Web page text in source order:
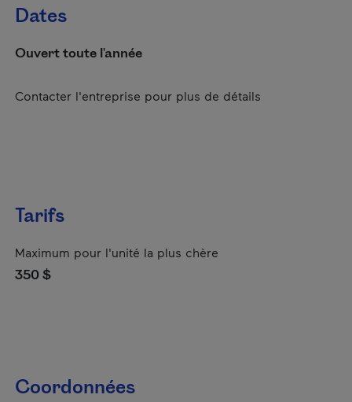
Dates
Ouvert toute l'année
Contacter l'entreprise pour plus de détails
Tarifs
Maximum pour l'unité la plus chère
350 $
Coordonnées